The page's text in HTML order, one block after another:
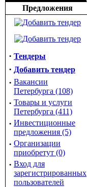
Предложения
· Тендеры
· Добавить тендер
· Вакансии
Петербурга (108)
· Товары и услуги
Петербурга (411)
· Инвестиционные
предложения (5)
· Организации
приобретут (0)
· Вход для
зарегистрированных
пользователей